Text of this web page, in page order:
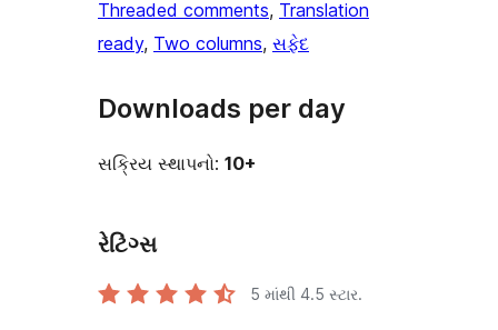
Threaded comments, Translation
ready, Two columns, સફેદ
Downloads per day
સક્રિય સ્થાપનો: 10+
રેટિંગ્સ
5 માંથી 4.5 સ્ટાર.